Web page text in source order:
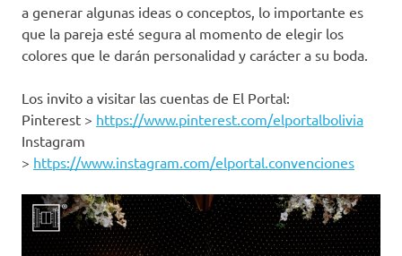
a generar algunas ideas o conceptos, lo importante es
que la pareja esté segura al momento de elegir los
colores que le darán personalidad y carácter a su boda.
Los invito a visitar las cuentas de El Portal:
Pinterest > https://www.pinterest.com/elportalbolivia
Instagram
> https://www.instagram.com/elportal.convenciones